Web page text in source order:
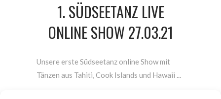
1. SÜDSEETANZ LIVE
ONLINE SHOW 27.03.21
Unsere erste Südseetanz online Show mit
Tänzen aus Tahiti, Cook Islands und Hawaii